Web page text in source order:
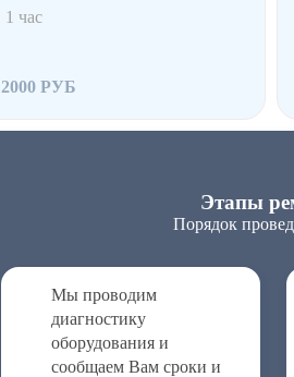
1 час
2000 РУБ
Этапы
Порядок
Мы проводим
диагностику
оборудования и
сообщаем Вам сроки и